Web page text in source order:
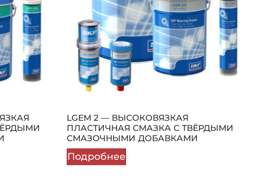
LGEM 2 — ВЫСОКОВЯЗКАЯ
ПЛАСТИЧНАЯ СМАЗКА С ТВЁРДЫМИ
СМАЗОЧНЫМИ ДОБАВКАМИ
Подробнее